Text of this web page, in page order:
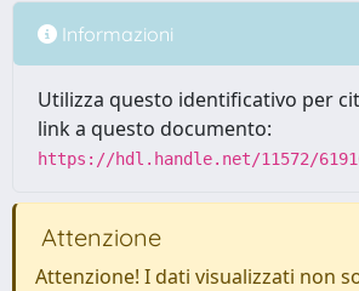
Informazioni
Utilizza questo identificativo per
link a questo documento:
https://hdl.handle.net/11572/
Attenzione
Attenzione! I dati visualizzati non